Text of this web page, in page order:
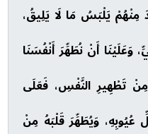
مِنْهُمْ يَلْبَسُ مَا لَا يَلِيقُ،
وَعَلَيْنَا أَنْ نُطَهِّرَ أَنْفُسَنَا
تَطْهِيرِ النَّفْسِ، فَعَلَى
وَيُطَهِّرَ قَلْبَهُ مِنْ